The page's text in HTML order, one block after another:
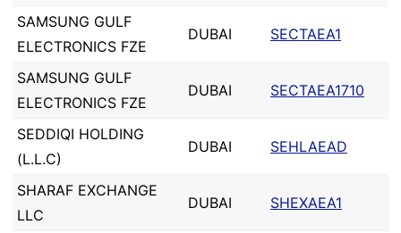
SAMSUNG GULF
ELECTRONICS FZE
DUBAI SECTAEA1
SAMSUNG GULF
ELECTRONICS FZE
DUBAI SECTAEA1710
SEDDIQI HOLDING
(L.L.C)
DUBAI SEHLAEAD
SHARAF EXCHANGE
LLC
DUBAI SHEXAEA1